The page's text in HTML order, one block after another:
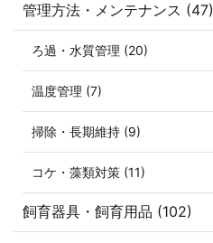
管理方法・メンテナンス (47)
ろ過・水質管理 (20)
温度管理 (7)
掃除・長期維持 (9)
コケ・藻類対策 (11)
飼育器具・飼育用品 (102)